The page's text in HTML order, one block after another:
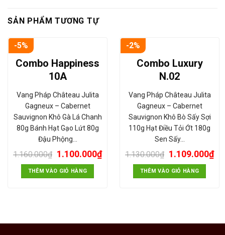
SẢN PHẨM TƯƠNG TỰ
-5%
Combo Happiness
10A
Vang Pháp Château Julita
Gagneux – Cabernet
Sauvignon Khô Gà Lá Chanh
80g Bánh Hạt Gạo Lứt 80g
Đậu Phộng…
1.160.000₫ Giá
gốc
là:
1.160.000₫.
1.100.000₫Giá
hiện
THÊM VÀO GIỎ HÀNG
-2%
Combo Luxury
N.02
Vang Pháp Château Julita
Gagneux – Cabernet
Sauvignon Khô Bò Sấy Sợi
110g Hạt Điều Tỏi Ớt 180g
Sen Sấy…
1.130.000₫ Giá
gốc
là:
1.130.000₫.
1.109.000₫
THÊM VÀO GIỎ HÀNG